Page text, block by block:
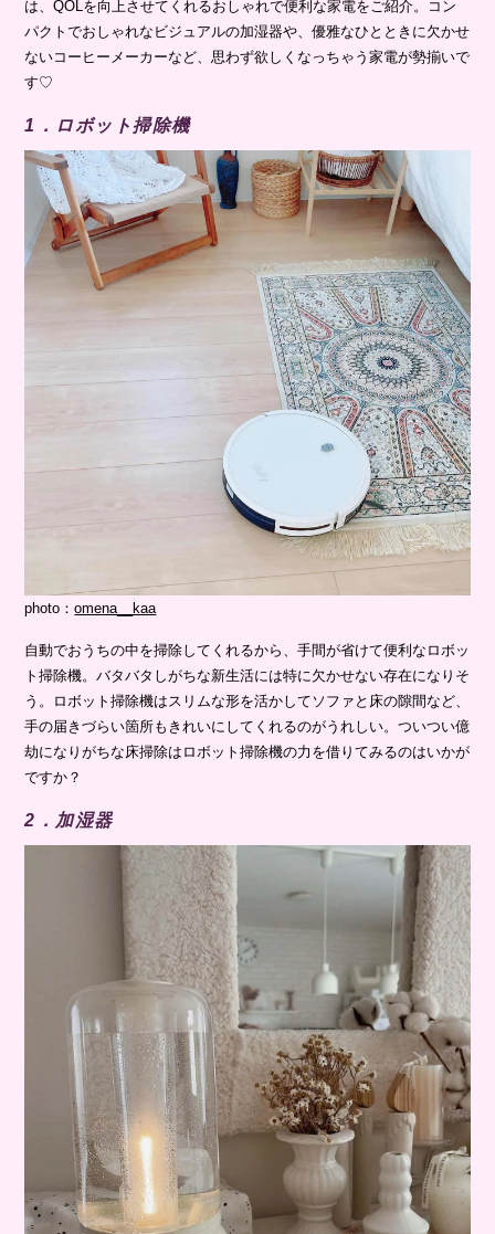
は、QOLを向上させてくれるおしゃれで便利な家電をご紹介。コン
パクトでおしゃれなビジュアルの加湿器や、優雅なひとときに欠かせ
ないコーヒーメーカーなど、思わず欲しくなっちゃう家電が勢揃いで
す♡
1．ロボット掃除機
photo：omena__kaa
自動でおうちの中を掃除してくれるから、手間が省けて便利なロボッ
ト掃除機。バタバタしがちな新生活には特に欠かせない存在になりそ
う。ロボット掃除機はスリムな形を活かしてソファと床の隙間など、
手の届きづらい箇所もきれいにしてくれるのがうれしい。ついつい億
劫になりがちな床掃除はロボット掃除機の力を借りてみるのはいかが
ですか？
2．加湿器